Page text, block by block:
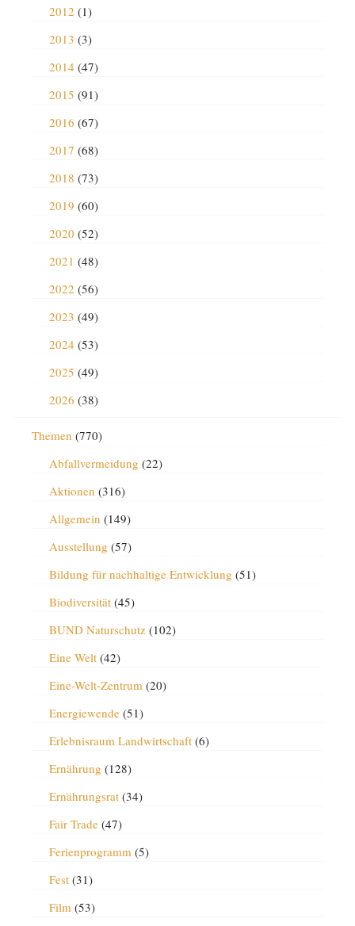
2012 (1)
2013 (3)
2014 (47)
2015 (91)
2016 (67)
2017 (68)
2018 (73)
2019 (60)
2020 (52)
2021 (48)
2022 (56)
2023 (49)
2024 (53)
2025 (49)
2026 (38)
Themen (770)
Abfallvermeidung (22)
Aktionen (316)
Allgemein (149)
Ausstellung (57)
Bildung für nachhaltige Entwicklung (51)
Biodiversität(45)
BUND Naturschutz(102)
Eine Welt(42)
Eine-Welt-Zentrum(20)
Energiewende(51)
Erlebnisraum Landwirtschaft(6)
Ernährung (128)
Ernährungsrat(34)
Fair Trade(47)
Ferienprogramm(5)
Fest(31)
Film(53)